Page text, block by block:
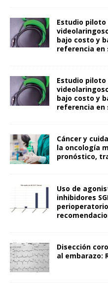
Estudio
bajo costo y
referencia en
Estudio
bajo costo y
referencia en
Cáncer y
la oncología
pronóstico,
Uso de
inhibidores
Disección
al embarazo: